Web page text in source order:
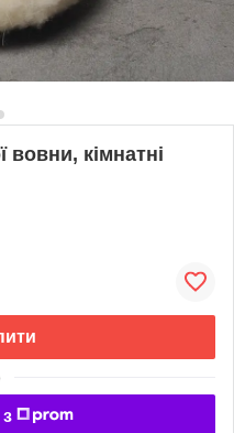
вовни, кімнатні